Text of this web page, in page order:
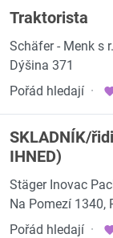
Traktorista
Schäfer - Menk s
Dýšina 371
Pořád hledají ·
SKLADNÍK/
IHNED)
Stäger Inovac
Na Pomezí 1340,
Pořád hledají ·